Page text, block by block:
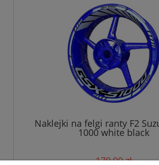
Naklejki na felgi ranty F2
1000 white black
179,00 zł